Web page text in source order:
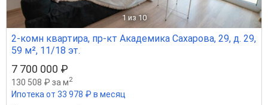
1 из 10
2-комн квартира, пр-кт Академика Сахарова, 29, д. 29,
59 м², 11/18 эт.
7 700 000 ₽
130 508 ₽ за м2
Ипотека от 33 978 ₽ в месяц